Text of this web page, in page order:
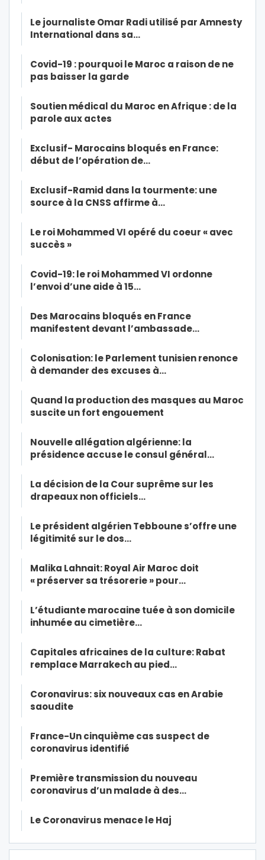
Le journaliste Omar Radi utilisé par Amnesty
International dans sa…
Covid-19 : pourquoi le Maroc a raison de ne
pas baisser la garde
Soutien médical du Maroc en Afrique : de la
parole aux actes
Exclusif- Marocains bloqués en France:
début de l’opération de…
Exclusif-Ramid dans la tourmente: une
source à la CNSS affirme à…
Le roi Mohammed VI opéré du coeur « avec
succès »
Covid-19: le roi Mohammed VI ordonne
l’envoi d’une aide à 15…
Des Marocains bloqués en France
manifestent devant l’ambassade…
Colonisation: le Parlement tunisien renonce
à demander des excuses à…
Quand la production des masques au Maroc
suscite un fort engouement
Nouvelle allégation algérienne: la
présidence accuse le consul général…
La décision de la Cour suprême sur les
drapeaux non officiels…
Le président algérien Tebboune s’offre une
légitimité sur le dos…
Malika Lahnait: Royal Air Maroc doit
« préserver sa trésorerie » pour…
L’étudiante marocaine tuée à son domicile
inhumée au cimetière…
Capitales africaines de la culture: Rabat
remplace Marrakech au pied…
Coronavirus: six nouveaux cas en Arabie
saoudite
France-Un cinquième cas suspect de
coronavirus identifié
Première transmission du nouveau
coronavirus d’un malade à des…
Le Coronavirus menace le Haj